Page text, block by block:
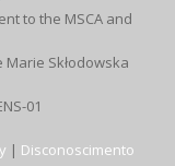
to the MSCA and
Skłodowska
01
| Disconoscimento